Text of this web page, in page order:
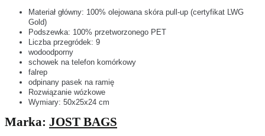
Materiał główny: 100% olejowana skóra pull-up (certyfikat LWG
Gold)
Podszewka: 100% przetworzonego PET
Liczba przegródek: 9
wodoodporny
schowek na telefon komórkowy
falrep
odpinany pasek na ramię
Rozwiązanie wózkowe
Wymiary: 50x25x24 cm
Marka: JOST BAGS